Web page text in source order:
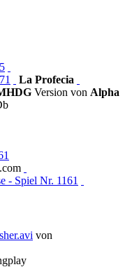
La Profecia
Version von Alpha
- Spiel Nr. 1161
von